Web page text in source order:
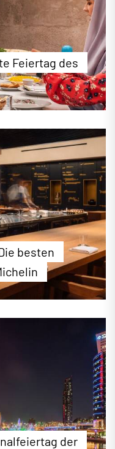
Feiertag des
(Eid Al-Adha)
und wird vier
Hintergründe
Festes vor.
besten
Dubai
in Dubai
tragen gleich
drei Sterne. Die
auf dubai.de.
der